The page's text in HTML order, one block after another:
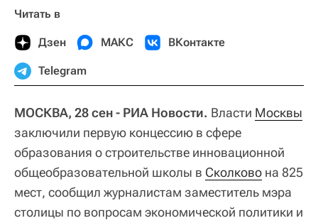
Читать в
Дзен МАКС ВКонтакте
Telegram
МОСКВА, 28 сен - РИА Новости. Власти Москвы
заключили первую концессию в сфере
образования о строительстве инновационной
общеобразовательной школы в Сколково на 825
мест, сообщил журналистам заместитель мэра
столицы по вопросам экономической политики и